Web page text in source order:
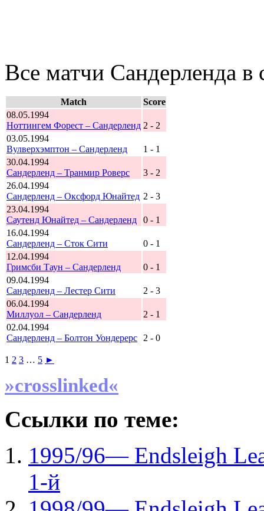
Все матчи Сандерленда в
Match
Score
08.05.1994
Ноттингем Форест – Сандерленд 2 - 2
03.05.1994
Вулверхэмптон – Сандерленд
1 - 1
30.04.1994
Сандерленд – Транмир Роверс
3 - 2
26.04.1994
Сандерленд – Оксфорд Юнайтед 2 - 3
23.04.1994
Саутенд Юнайтед – Сандерленд
0 - 1
16.04.1994
Сандерленд – Сток Сити
0 - 1
12.04.1994
Гримсби Таун – Сандерленд
0 - 1
09.04.1994
Сандерленд – Лестер Сити
2 - 3
06.04.1994
Миллуол – Сандерленд
2 - 1
02.04.1994
Сандерленд – Болтон Уондерерс
2 - 0
1 2 3 … 5 ►
»crosslinked«
Ссылки по теме:
1995/96— Endsleigh
1-й